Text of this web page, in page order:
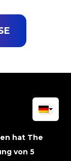
hat The
von 5